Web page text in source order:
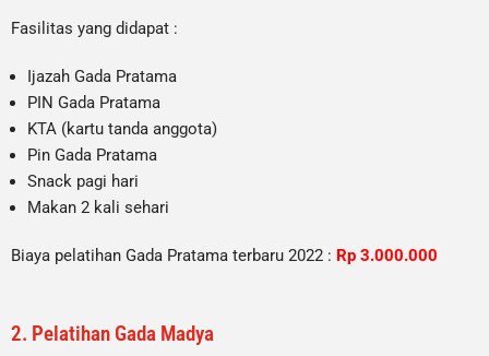
Fasilitas yang didapat :
Ijazah Gada Pratama
PIN Gada Pratama
KTA (kartu tanda anggota)
Pin Gada Pratama
Snack pagi hari
Makan 2 kali sehari
Biaya pelatihan Gada Pratama terbaru 2022 : Rp 3.000.000
2. Pelatihan Gada Madya